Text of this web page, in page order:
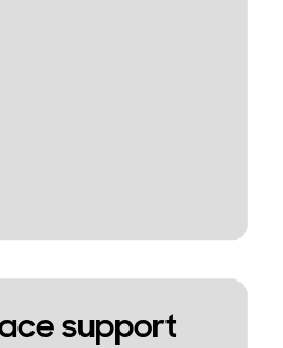
support